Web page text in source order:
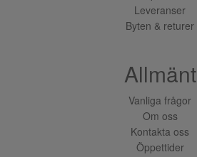
Leveranser
Byten & returer
Allmänt
Vanliga frågor
Om oss
Kontakta oss
Öppettider